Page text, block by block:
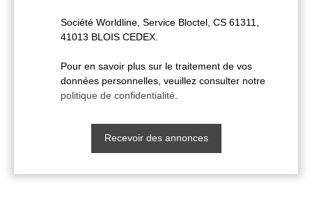
Société Worldline, Service Bloctel, CS 61311,
41013 BLOIS CEDEX.
Pour en savoir plus sur le traitement de vos
données personnelles, veuillez consulter notre
politique de confidentialité
Recevoir des annonces